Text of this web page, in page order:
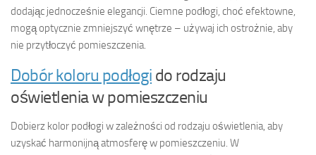
dodając jednocześnie elegancji. Ciemne podłogi, choć efektowne,
mogą optycznie zmniejszyć wnętrze – używaj ich ostrożnie, aby
nie przytłoczyć pomieszczenia.
Dobór koloru podłogi do rodzaju
oświetlenia w pomieszczeniu
Dobierz kolor podłogi w zależności od rodzaju oświetlenia, aby
uzyskać harmonijną atmosferę w pomieszczeniu. W